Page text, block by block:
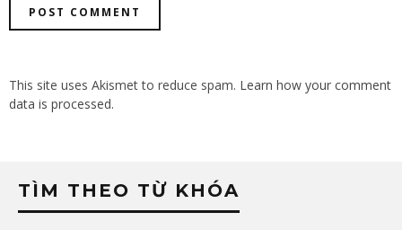
This site uses Akismet to reduce spam. Learn how your comment
data is processed.
TÌM THEO TỪ KHÓA